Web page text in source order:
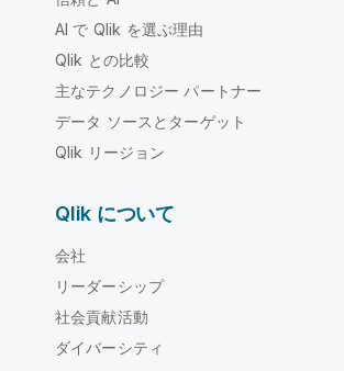
AI で Qlik を選ぶ理由
Qlik との比較
主なテクノロジー パートナー
データ ソースとターゲット
Qlik リージョン
Qlik について
会社
リーダーシップ
社会貢献活動
ダイバーシティ